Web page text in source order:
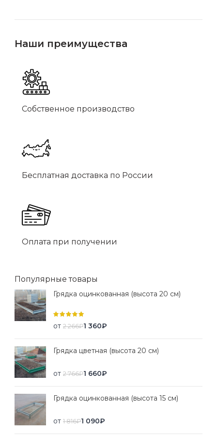
Наши преимущества
Собственное производство
Бесплатная доставка по России
Оплата при получении
Популярные товары
Грядка оцинкованная (высота 20 см)
от 2 266₽1 360₽
Грядка цветная (высота 20 см)
от 2 766₽1 660₽
Грядка оцинкованная (высота 15 см)
от 1 816₽1 090₽